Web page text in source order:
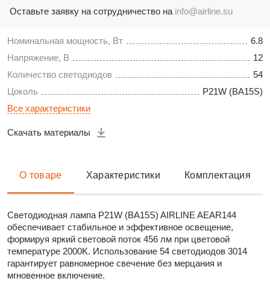
Номинальная мощность, Вт
6.8
Напряжение, В
12
Количество светодиодов
54
Цоколь
P21W (BA15S)
Все характеристики
Скачать материалы
Оставьте заявку на сотрудничество на info@airline.su
О товаре Характеристики Комплектация
Светодиодная лампа P21W (BA15S) AIRLINE AEAR144
обеспечивает стабильное и эффективное освещение,
формируя яркий световой поток 456 лм при цветовой
температуре 2000K. Использование 54 светодиодов 3014
гарантирует равномерное свечение без мерцания и
мгновенное включение.